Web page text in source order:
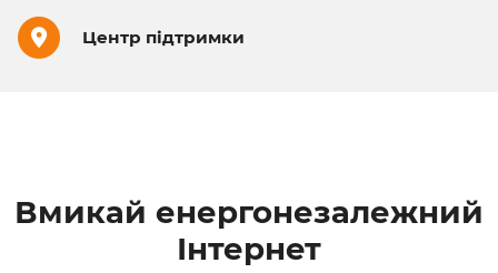
Центр підтримки
Вмикай енергонезалежний
Інтернет